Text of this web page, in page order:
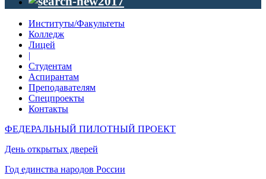
Институты/Факультеты
Колледж
Лицей
|
Студентам
Аспирантам
Преподавателям
Спецпроекты
Контакты
ФЕДЕРАЛЬНЫЙ ПИЛОТНЫЙ ПРОЕКТ
День открытых дверей
Год единства народов России